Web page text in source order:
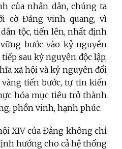
của nhân dân, chúng ta
cờ Đảng vinh quang, vì
tộc, tiến lên, nhất định
bước vào kỷ nguyên
sau kỷ nguyên độc lập,
xã hội và kỷ nguyên đổi
tiến bước, tự tin kiến
hóa mục tiêu trở thành
phồn vinh, hạnh phúc.
XIV của Đảng không chỉ
hướng cho cả hệ thống